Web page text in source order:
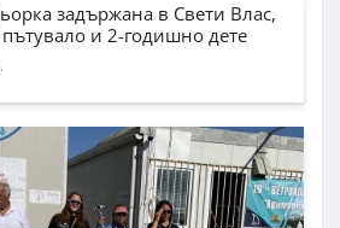
задържана в Свети Влас,
и 2-годишно дете